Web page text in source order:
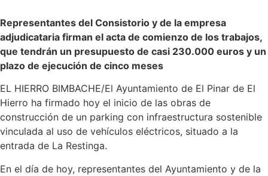
Representantes del Consistorio y de la empresa
adjudicataria firman el acta de comienzo de los trabajos,
que tendrán un presupuesto de casi 230.000 euros y un
plazo de ejecución de cinco meses
EL HIERRO BIMBACHE/El Ayuntamiento de El Pinar de El
Hierro ha firmado hoy el inicio de las obras de
construcción de un parking con infraestructura sostenible
vinculada al uso de vehículos eléctricos, situado a la
entrada de La Restinga.
En el día de hoy, representantes del Ayuntamiento y de la